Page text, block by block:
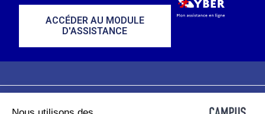
ACCÉDER AU MODULE
D'ASSISTANCE